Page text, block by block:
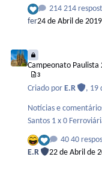
214
fer24 de Abril de
Campeonato Paulista
3
Criado porE.R , 19
Notícias e comentários
Santos 1 x 0
40
E.R
22 de Abril de